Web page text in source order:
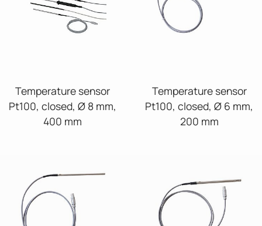
Temperature sensor
Pt100, closed, Ø 8 mm,
400 mm
Temperature sensor
Pt100, closed, Ø 6 mm,
200 mm